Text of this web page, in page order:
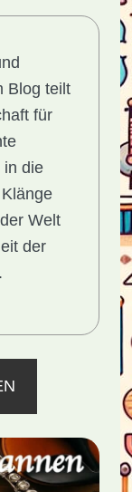
Blog teilt
für
in die
Welt
der